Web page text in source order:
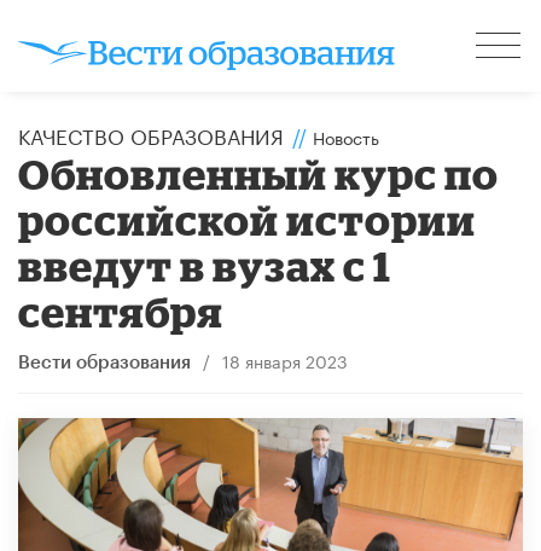
КАЧЕСТВО ОБРАЗОВАНИЯ // Новость
Обновленный курс по
российской истории
введут в вузах с 1
сентября
Вести образования / 18 января 2023